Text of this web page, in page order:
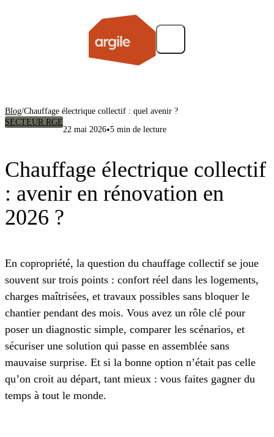
Blog/Chauffage électrique collectif : quel avenir ?
SECTEUR RGE
22 mai 2026•5 min de lecture
Chauffage électrique collectif
: avenir en rénovation en
2026 ?
En copropriété, la question du chauffage collectif se joue
souvent sur trois points : confort réel dans les logements,
charges maîtrisées, et travaux possibles sans bloquer le
chantier pendant des mois. Vous avez un rôle clé pour
poser un diagnostic simple, comparer les scénarios, et
sécuriser une solution qui passe en assemblée sans
mauvaise surprise. Et si la bonne option n’était pas celle
qu’on croit au départ, tant mieux : vous faites gagner du
temps à tout le monde.